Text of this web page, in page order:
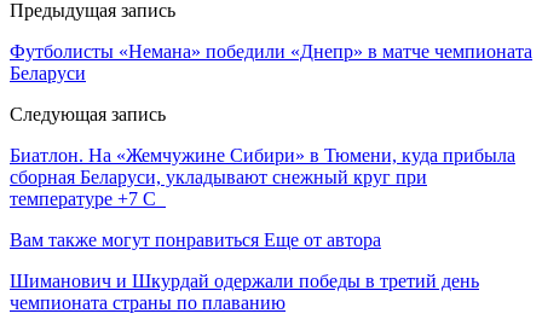
Предыдущая запись
Футболисты «Немана» победили «Днепр» в матче чемпионата
Беларуси
Следующая запись
Биатлон. На «Жемчужине Сибири» в Тюмени, куда прибыла
сборная Беларуси, укладывают снежный круг при
температуре +7 С
Вам также могут понравиться Еще от автора
Шиманович и Шкурдай одержали победы в третий день
чемпионата страны по плаванию